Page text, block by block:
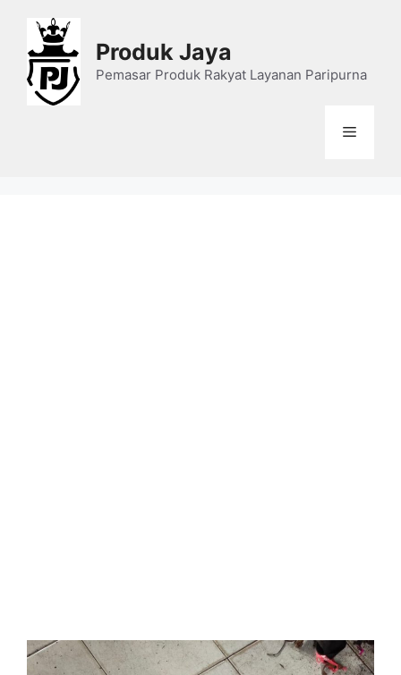
content
Produk Jaya
Pemasar Produk Rakyat Layanan Paripurna
Menu